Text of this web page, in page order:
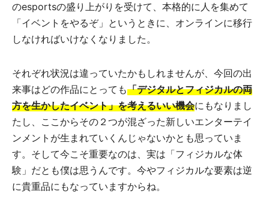
のesportsの盛り上がりを受けて、本格的に人を集めて
「イベントをやるぞ」というときに、オンラインに移行
しなければいけなくなりました。
それぞれ状況は違っていたかもしれませんが、今回の出
来事はどの作品にとっても「デジタルとフィジカルの両
方を生かしたイベント」を考えるいい機会にもなりまし
たし、ここからその２つが混ざった新しいエンターテイ
ンメントが生まれていくんじゃないかとも思っていま
す。そして今こそ重要なのは、実は「フィジカルな体
験」だとも僕は思うんです。今やフィジカルな要素は逆
に貴重品にもなっていますからね。